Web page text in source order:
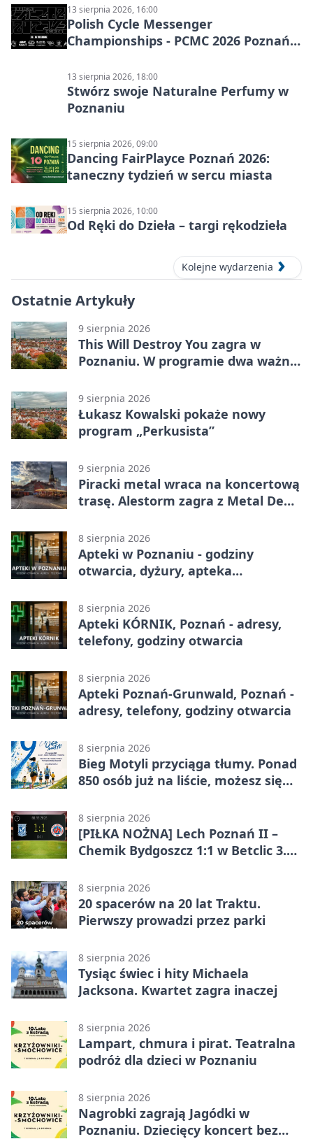
13 sierpnia 2026, 16:00
Polish Cycle Messenger
Championships - PCMC 2026 Poznań:
13 sierpnia 2026, 18:00
Stwórz swoje Naturalne Perfumy w
Poznaniu
15 sierpnia 2026, 09:00
Dancing FairPlayce Poznań 2026:
taneczny tydzień w sercu miasta
15 sierpnia 2026, 10:00
Od Ręki do Dzieła – targi rękodzieła
Kolejne wydarzenia
Ostatnie Artykuły
9 sierpnia 2026
This Will Destroy You zagra w
Poznaniu. W programie dwa ważne
9 sierpnia 2026
Łukasz Kowalski pokaże nowy
program „Perkusista”
9 sierpnia 2026
Piracki metal wraca na koncertową
trasę. Alestorm zagra z Metal De
8 sierpnia 2026
Apteki w Poznaniu - godziny
otwarcia, dyżury, apteka
8 sierpnia 2026
Apteki KÓRNIK, Poznań - adresy,
telefony, godziny otwarcia
8 sierpnia 2026
Apteki Poznań-Grunwald, Poznań -
adresy, telefony, godziny otwarcia
8 sierpnia 2026
Bieg Motyli przyciąga tłumy. Ponad
850 osób już na liście, możesz się
8 sierpnia 2026
[PIŁKA NOŻNA] Lech Poznań II –
Chemik Bydgoszcz 1:1 w Betclic 3.
Wronkach
8 sierpnia 2026
20 spacerów na 20 lat Traktu.
Pierwszy prowadzi przez parki
8 sierpnia 2026
Tysiąc świec i hity Michaela
Jacksona. Kwartet zagra inaczej
8 sierpnia 2026
Lampart, chmura i pirat. Teatralna
podróż dla dzieci w Poznaniu
8 sierpnia 2026
Nagrobki zagrają Jagódki w
Poznaniu. Dziecięcy koncert bez